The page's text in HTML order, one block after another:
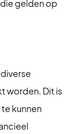
gelden op
worden. Dit is
kunnen